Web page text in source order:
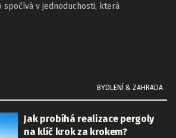
spočívá v jednoduchosti, která
BYDLENÍ & ZAHRADA
Jak probíhá realizace pergoly
na klíč krok za krokem?